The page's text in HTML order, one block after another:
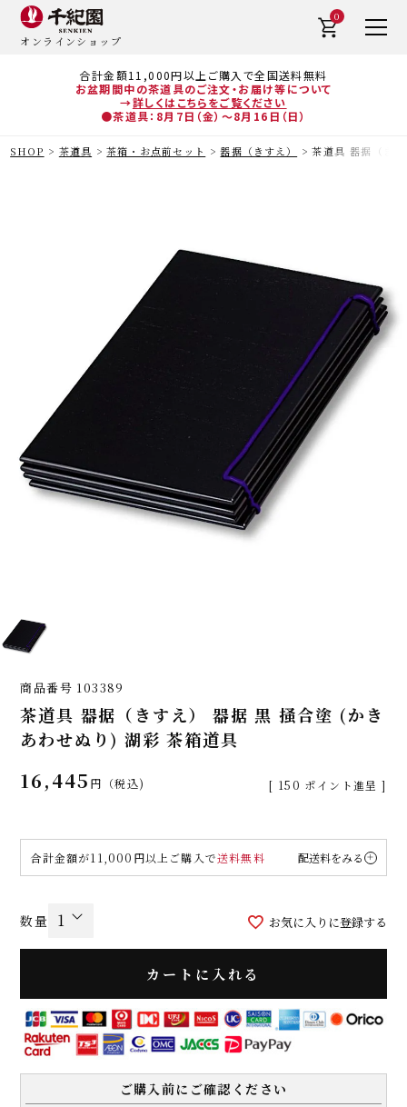
合計金額11,000円以上ご購入で全国送料無料
お盆期間中の茶道具のご注文・お届け等について
→詳しくはこちらをご覧ください
●茶道具：8月7日（金）～8月16日（日）
オンラインショップ
0
SHOP 茶道具 茶箱・お点前セット 器据（きすえ） 茶道具 器据（き
商品番号 103389
茶道具 器据（きすえ） 器据 黒 掻合塗 (かき
あわせぬり) 湖彩 茶箱道具
16,445 税込 [ 150 ポイント進呈 ]
合計金額が11,000円以上ご購入で送料無料 配送料をみる
お気に入りに登録する
カートに入れる
ご購入前にご確認ください